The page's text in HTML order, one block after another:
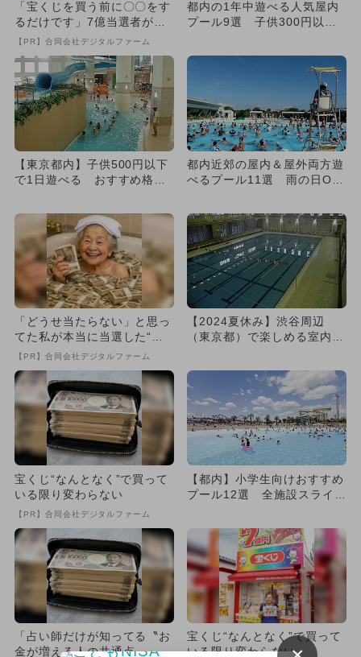
「宝くじを買う前に〇〇をす
るだけです」7億当選者が続
出
【PR】合同会社デジタルファーム
都内の1年中遊べる人気屋内
プール9選 子供300円以下
【東京都内】子供500円以下
で1日遊べる おすすめ格安
都内近郊の屋内＆屋外両方遊
べるプール11選 雨の日OK
「どうせ当たらない」と思っ
てた私が本当に当選した“買
い方”がこれ
【PR】合同会社デジタルファーム
【2024夏休み】渋谷周辺
（東京都）で楽しめる室内・
宝くじ“なんとなく”で買って
いる限り変わらない
【PR】合同会社デジタルファーム
【都内】小学生向けおすすめ
プール12選 全施設スライダ
「占い師だけが知ってる〝お
金が増える人の共通点〟」
宝くじ“なんとなく”で買って
いる限り変わらない